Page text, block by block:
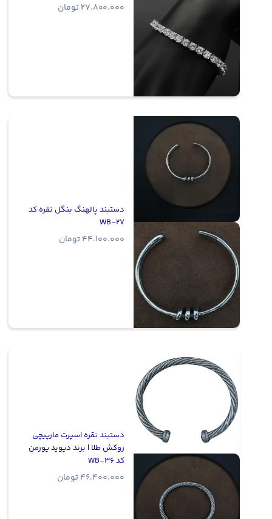
27.800.000 تومان
دستبند پالهنگ بنگل نقره کد
WB-27
44.100.000 تومان
دستبند نقره اسپرت مارپیچی
روکش طلا | برند دیوید یورمن
کد WB-36
46.400.000 تومان